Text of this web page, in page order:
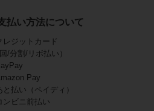
払い方法について
レジットカード
回/分割/リボ払い）
Pay
と払い（ペイディ）
ンビニ前払い